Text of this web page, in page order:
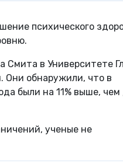
психического
в Университете
Они обнаружили, что в
были на 11% выше, чем
ученые не